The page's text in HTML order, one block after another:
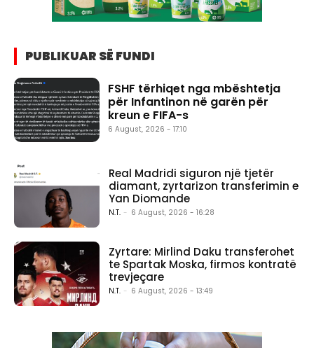
PUBLIKUAR SË FUNDI
FSHF tërhiqet nga mbështetja
për Infantinon në garën për
kreun e FIFA-s
6 August, 2026 - 17:10
Real Madridi siguron një tjetër
diamant, zyrtarizon transferimin e
Yan Diomande
N.T. - 6 August, 2026 - 16:28
Zyrtare: Mirlind Daku transferohet
te Spartak Moska, firmos kontratë
trevjeçare
N.T. - 6 August, 2026 - 13:49